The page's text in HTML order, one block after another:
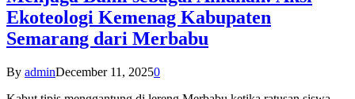
Ekoteologi Kemenag Kabupaten
Semarang dari Merbabu
By adminDecember 11, 20250